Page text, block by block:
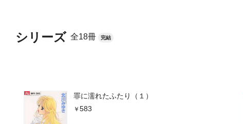
シリーズ 全18冊 完結
罪に濡れたふたり（１）
583